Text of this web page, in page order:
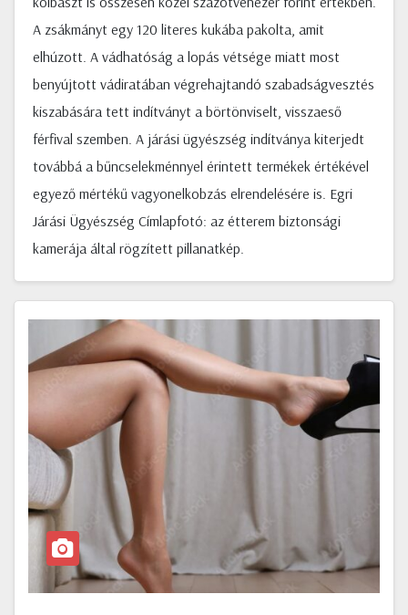
A zsákmányt egy 120 literes kukába pakolta, amit
elhúzott. A vádhatóság a lopás vétsége miatt most
benyújtott vádiratában végrehajtandó szabadságvesztés
kiszabására tett indítványt a börtönviselt, visszaeső
férfival szemben. A járási ügyészség indítványa kiterjedt
továbbá a bűncselekménnyel érintett termékek értékével
egyező mértékű vagyonelkobzás elrendelésére is. Egri
Járási Ügyészség Címlapfotó: az étterem biztonsági
kamerája által rögzített pillanatkép.